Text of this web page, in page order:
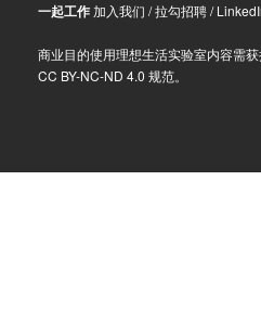
一起工作加入我们 /拉勾招聘/
商业目的使用理想生活实验室内容需
CC BY-NC-ND 4.0 规范。